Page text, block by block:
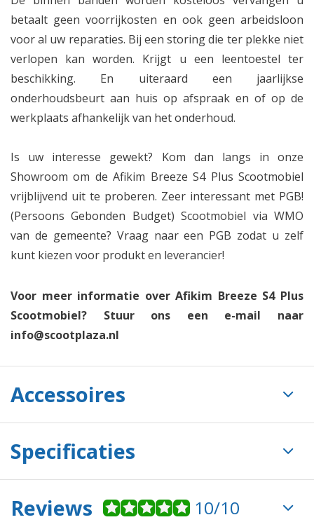
betaalt geen voorrijkosten en ook geen arbeidsloon
voor al uw reparaties. Bij een storing die ter plekke niet
verlopen kan worden. Krijgt u een leentoestel ter
beschikking. En uiteraard een jaarlijkse
onderhoudsbeurt aan huis op afspraak en of op de
werkplaats afhankelijk van het onderhoud.
Is uw interesse gewekt? Kom dan langs in onze
Showroom om de Afikim Breeze S4 Plus Scootmobiel
vrijblijvend uit te proberen. Zeer interessant met PGB!
(Persoons Gebonden Budget) Scootmobiel via WMO
van de gemeente? Vraag naar een PGB zodat u zelf
kunt kiezen voor produkt en leverancier!
Voor meer informatie over Afikim Breeze S4 Plus
Scootmobiel? Stuur ons een e-mail naar
info@scootplaza.nl
Accessoires
Specificaties
Reviews 10/10